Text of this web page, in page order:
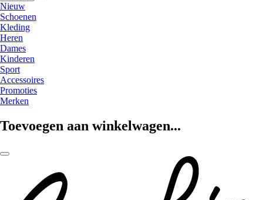
Nieuw
Schoenen
Kleding
Heren
Dames
Kinderen
Sport
Accessoires
Promoties
Merken
Toevoegen aan winkelwagen...